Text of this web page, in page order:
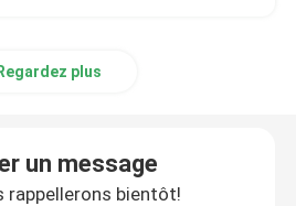
diode de SHR
Regardez plus
un message
rappellerons bientôt!